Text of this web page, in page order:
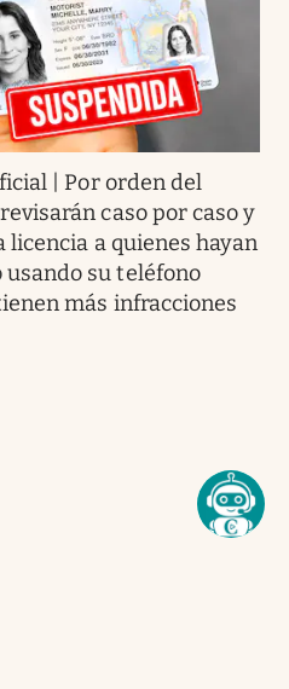
| Por orden del
caso por caso y
licencia a quienes hayan
usando su teléfono
más infracciones